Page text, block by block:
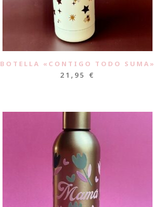
BOTELLA «CONTIGO TODO SUMA»
21,95 €